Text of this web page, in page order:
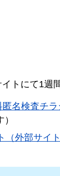
トにて1週
名検査チラ
（外部サイ